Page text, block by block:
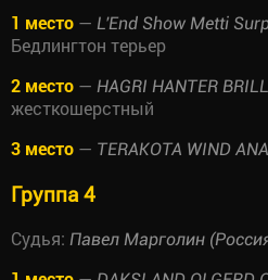
1 место — L'End Show Metti
Бедлингтон терьер
2 место — HAGRI HANTER
жесткошерстный
3 место — TERAKOTA WIND
Группа 4
Судья: Павел Марголин